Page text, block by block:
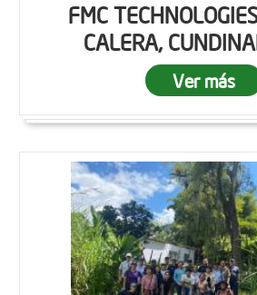
FMC
CALERA,
Ver más